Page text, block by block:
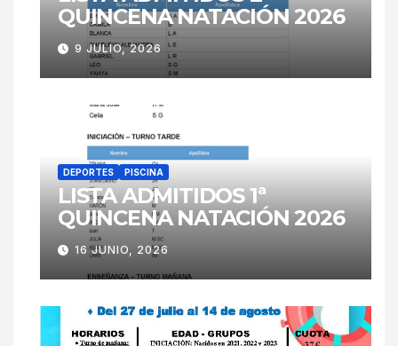
QUINCENA NATACIÓN 2026
9 JULIO, 2026
DEPORTES PISCINA
LISTA ADMITIDOS 1ª
QUINCENA NATACIÓN 2026
16 JUNIO, 2026